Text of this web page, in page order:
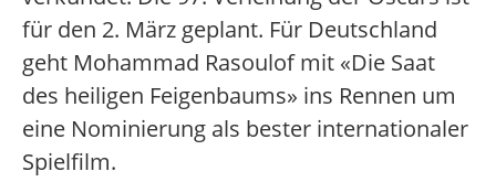
für den 2. März geplant. Für Deutschland
geht Mohammad Rasoulof mit «Die Saat
des heiligen Feigenbaums» ins Rennen um
eine Nominierung als bester internationaler
Spielfilm.